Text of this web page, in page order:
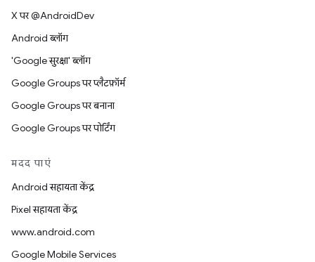
X पर @AndroidDev
Android ब्लॉग
'Google सुरक्षा' ब्लॉग
Google Groups पर प्लैटफ़ॉर्म
Google Groups पर बनाना
Google Groups पर पोर्टिंग
मदद पाएं
Android सहायता केंद्र
Pixel सहायता केंद्र
www.android.com
Google Mobile Services